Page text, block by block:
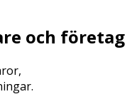
och företag